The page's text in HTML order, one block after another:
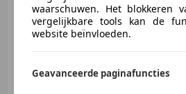
€
waarschuwen. Het blokkeren
vergelijkbare tools kan de
website beïnvloeden.
Geavanceerde paginafuncties